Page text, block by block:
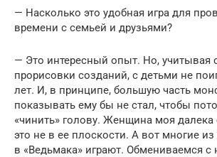
— Насколько это удобная игра для
времени с семьей и друзьями?
— Это интересный опыт. Но, учитывая
прорисовки созданий, с детьми не
лет. И, в принципе, большую часть
показывать ему бы не стал, чтобы
«чинить» голову. Женщина моя далека
это не в ее плоскости. А вот многие
в «Ведьмака» играют. Обмениваемся с